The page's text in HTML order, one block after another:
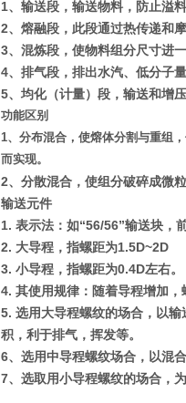
1、输送段，输送物料，防止溢
2、熔融段，此段通过热传递和
3、混炼段，使物料组分尺寸进
4、排气段，排出水汽、低分子
5、均化（计量）段，输送和增
功能区别
1、分布混合，使熔体分割与重组
而实现。
2、分散混合，使组分破碎成微
输送元件
1. 表示法：如“56/56”输送块，
2. 大导程，指螺距为1.5D~2D
3. 小导程，指螺距为0.4D左右。
4. 其使用规律：随着导程增加
5. 选用大导程螺纹的场合，以
积，利于排气，挥发等。
6、选用中导程螺纹场合，以混
7、选取用小导程螺纹的场合，